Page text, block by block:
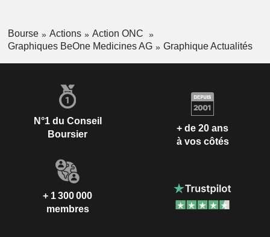
Bourse Actions
Action ONC
Graphiques BeOne Medicines AG
Graphique Actualités
N°1 du Conseil
Boursier
+ de 20 ans
à vos côtés
+ 1 300 000
membres